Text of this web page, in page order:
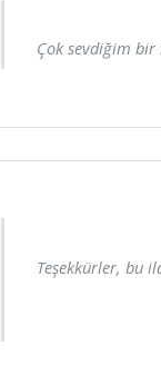
Çok sevdiğim bir
Teşekkürler, bu